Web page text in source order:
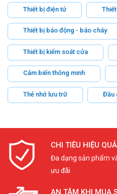
Thiết bị điện tử
Thiết bị báo động - báo cháy
Thiết bị kiểm soát cửa
Cảm biến thông minh
Thẻ nhớ lưu trữ Đầu
CHI TIÊU HIỆU QUẢ
Đa dạng sản phẩm
ưu đãi
AN TÂM KHI MUA